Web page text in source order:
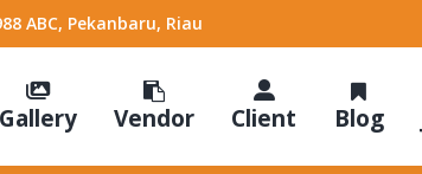
ABC, Pekanbaru, Riau
Gallery Vendor Client Blog